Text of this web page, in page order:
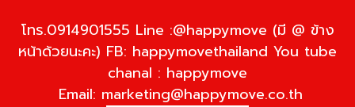
โทร.0914901555 Line :@happymove (มี @ ข้าง
หน้าด้วยนะคะ) FB: happymovethailand You tube
chanal : happymove
Email: marketing@happymove.co.th